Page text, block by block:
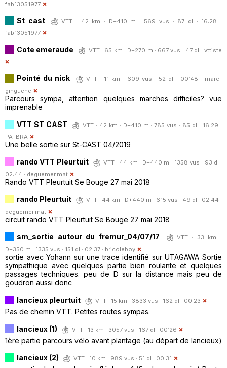
fab13051977
St cast
VTT · 42 km · D+410 m · 569 vus · 87 dl · 16:28 ·
fab13051977
Cote emeraude VTT · 65 km · D+270 m · 667 vus · 47 dl · vttiste
Pointé du nick VTT · 11 km · 609 vus · 52 dl · 00:48 · marc-
ginguene
Parcours sympa, attention quelques marches difficiles? vue
imprenable
VTT ST CAST
VTT · 42 km · D+410 m · 785 vus · 85 dl · 16:29 ·
PATBRA
Une belle sortie sur St-CAST 04/2019
rando VTT Pleurtuit
VTT · 44 km · D+440 m · 1358 vus · 93 dl ·
02:44 · deguemer.mat
Rando VTT Pleurtuit Se Bouge 27 mai 2018
rando Pleurtuit
VTT · 44 km · D+440 m · 615 vus · 49 dl · 02:44 ·
deguemer.mat
circuit rando VTT Pleurtuit Se Bouge 27 mai 2018
sm_sortie autour du fremur_04/07/17
VTT · 33 km ·
D+350 m · 1335 vus · 151 dl · 02:37 · bricoleboy
sortie avec Yohann sur une trace identifié sur UTAGAWA Sortie
sympathique avec quelques partie bien roulante et quelques
passages techniques. peu de D sur la distance mais peu de
goudron aussi donc
lancieux pleurtuit
VTT · 15 km · 3833 vus · 162 dl · 00:23
Pas de chemin VTT. Petites routes sympas.
lancieux (1)
VTT · 13 km · 3057 vus · 167 dl · 00:26
1ère partie parcours vélo avant plantage (au départ de lancieux)
lancieux (2)
VTT · 10 km · 989 vus · 51 dl · 00:31